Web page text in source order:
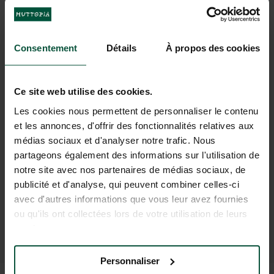
Consentement Détails À propos des cookies
Ce site web utilise des cookies.
Les cookies nous permettent de personnaliser le contenu
et les annonces, d'offrir des fonctionnalités relatives aux
médias sociaux et d'analyser notre trafic. Nous
partageons également des informations sur l'utilisation de
notre site avec nos partenaires de médias sociaux, de
publicité et d'analyse, qui peuvent combiner celles-ci
avec d'autres informations que vous leur avez fournies
ou qu'ils ont collectées lors de votre utilisation de leurs
Personnaliser
VACANZE DA SOGNO A
FORÊT DE JANAS